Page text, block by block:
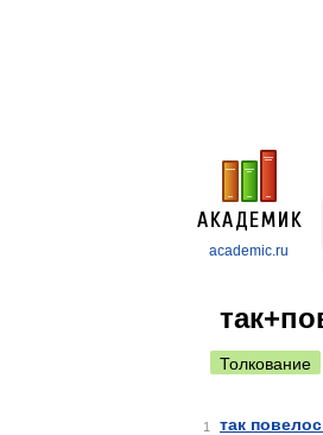
academic.ru
Толкование
1 так